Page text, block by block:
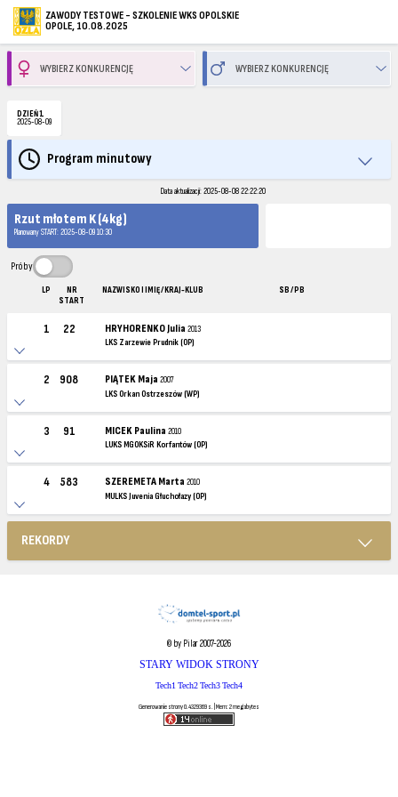
ZAWODY TESTOWE - SZKOLENIE WKS OPOLSKIE
OPOLE, 10.08.2025
DZIEŃ 1
2025-08-09
Program minutowy
Data aktualizacji: 2025-08-08 22:22:20
Rzut młotem K (4kg)
Planowany START: 2025-08-09 10:30
Próby
LP
NR
START
NAZWISKO I IMIĘ / KRAJ-KLUB SB / PB
1 22 HRYHORENKO Julia2013
LKS Zarzewie Prudnik (OP)
2 908 PIĄTEK Maja2007
LKS Orkan Ostrzeszów (WP)
3 91 MICEK Paulina2010
LUKS MGOKSiR Korfantów (OP)
4 583 SZEREMETA Marta2010
MULKS Juvenia Głuchołazy (OP)
REKORDY
© by Pilar 2007-2026
STARY WIDOK STRONY
Tech1 Tech2Tech3Tech4
Generowanie strony 0.4329369 s. | Mem: 2 megabytes